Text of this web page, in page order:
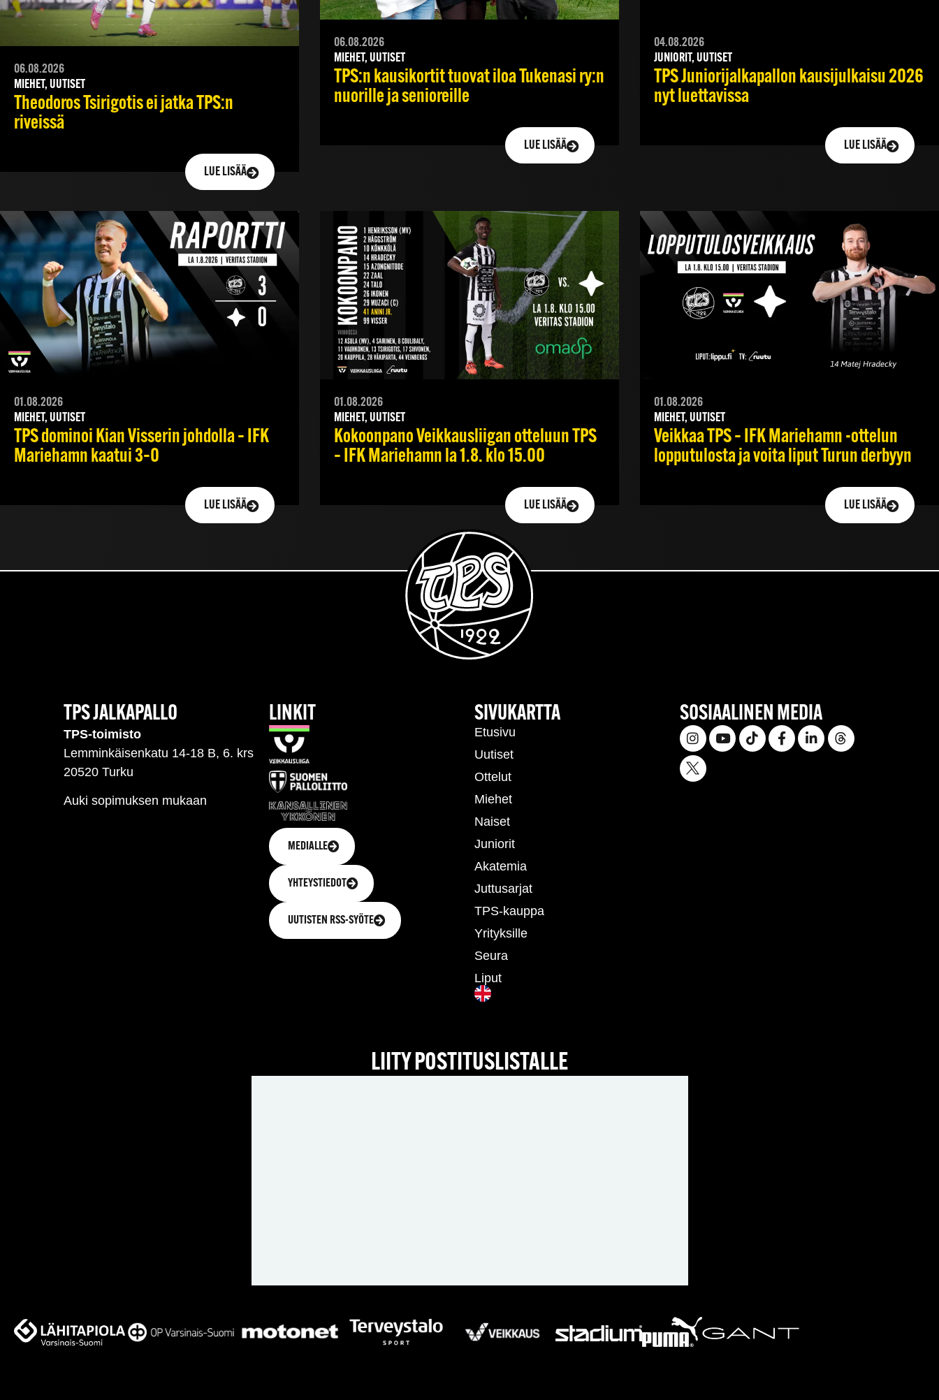
06.08.2026
MIEHET, UUTISET
Theodoros Tsirigotis ei jatka TPS:n
riveissä
LUE LISÄÄ
06.08.2026
MIEHET, UUTISET
TPS:n kausikortit tuovat iloa Tukenasi ry:n
nuorille ja senioreille
LUE LISÄÄ
04.08.2026
JUNIORIT, UUTISET
TPS Juniorijalkapallon kausijulkaisu 2026
nyt luettavissa
LUE LISÄÄ
01.08.2026
MIEHET, UUTISET
TPS dominoi Kian Visserin johdolla – IFK
Mariehamn kaatui 3–0
LUE LISÄÄ
01.08.2026
MIEHET, UUTISET
Kokoonpano Veikkausliigan otteluun TPS
– IFK Mariehamn la 1.8. klo 15.00
LUE LISÄÄ
01.08.2026
MIEHET, UUTISET
Veikkaa TPS – IFK Mariehamn -ottelun
lopputulosta ja voita liput Turun derbyyn
LUE LISÄÄ
TPS JALKAPALLO
TPS-toimisto
Lemminkäisenkatu 14-18 B, 6. krs
20520 Turku
Auki sopimuksen mukaan
LINKIT
MEDIALLE
YHTEYSTIEDOT
UUTISTEN RSS-SYÖTE
SIVUKARTTA
Etusivu
Uutiset
Ottelut
Miehet
Naiset
Juniorit
Akatemia
Juttusarjat
TPS-kauppa
Yrityksille
Seura
Liput
SOSIAALINEN MEDIA
LIITY POSTITUSLISTALLE